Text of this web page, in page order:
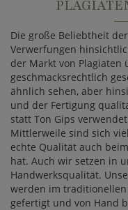
Die große Beliebtheit
Verwerfungen
der Markt von Plagiaten
geschmacksrechtlich
ähnlich sehen, aber
und der Fertigung
statt Ton Gips
Mittlerweile sind sich
echte Qualität auch
hat. Auch wir setzen in
Handwerksqualität.
werden im traditionellen
gefertigt und von Hand